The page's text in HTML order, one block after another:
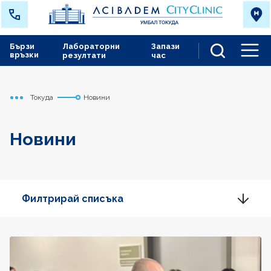
Лабораторни
резултати
Запази
час
Бързи
връзки
Начало
Токуда Новини
Новини
Филтрирай списъка